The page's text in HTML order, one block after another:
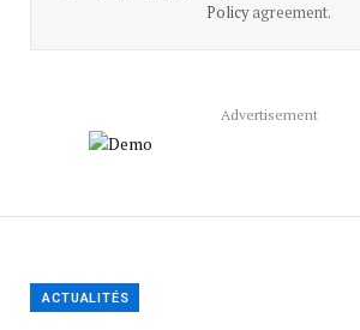
Policyagreement.
Advertisement
ACTUALITÉS